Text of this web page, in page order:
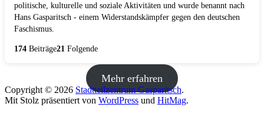
politische, kulturelle und soziale Aktivitäten und wurde benannt nach
Hans Gasparitsch - einem Widerstandskämpfer gegen den deutschen
Faschismus.
174 Beiträge21 Folgende
Mehr erfahren
Copyright © 2026 Stadtteilzentrum Gasparitsch.
Mit Stolz präsentiert von WordPress und HitMag.